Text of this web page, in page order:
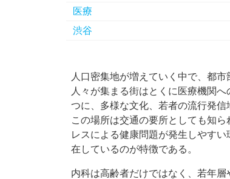
医療
渋谷
人口密集地が増えていく中で、都
人々が集まる街はとくに医療機関
つに、多様な文化、若者の流行発信
この場所は交通の要所としても知
レスによる健康問題が発生しやす
在しているのが特徴である。
内科は高齢者だけではなく、若年